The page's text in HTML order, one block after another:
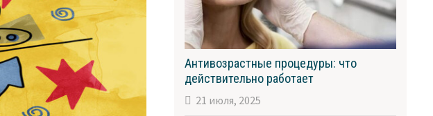
Антивозрастные процедуры: что
действительно работает
21 июля, 2025